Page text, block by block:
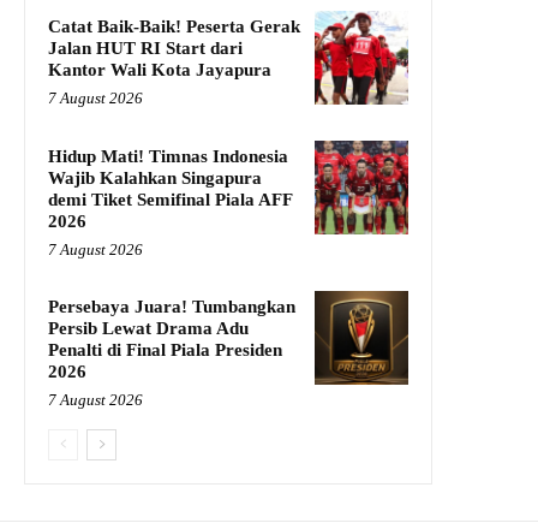
Catat Baik-Baik! Peserta Gerak
Jalan HUT RI Start dari
Kantor Wali Kota Jayapura
7 August 2026
Hidup Mati! Timnas Indonesia
Wajib Kalahkan Singapura
demi Tiket Semifinal Piala AFF
2026
7 August 2026
Persebaya Juara! Tumbangkan
Persib Lewat Drama Adu
Penalti di Final Piala Presiden
2026
7 August 2026